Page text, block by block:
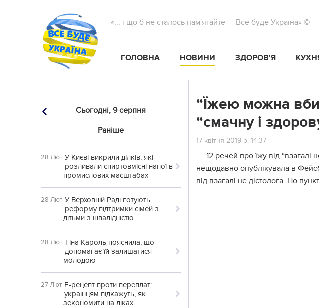
«... і що б не сталось пам'ятайте — Все буде Україна» ©
ГОЛОВНА НОВИНИ ЗДОРОВ'Я
Сьогодні, 9 серпня
Раніше
28 Лют У Києві викрили ділків, які
розливали спиртовмісні напої в
промислових масштабах
28 Лют У Верховній Раді готують
реформу підтримки сімей з
дітьми з інвалідністю
28 Лют Тіна Кароль пояснила, що
допомагає їй залишатися
молодою
27 Лют Е-рецепт проти переплат:
українцям підкажуть, як
зекономити на ліках
“Їжею можна
“смачну і
17 квітня 2019 р. 14:37
12 речей про їжу від “взагалі
нещодавно опублікувала в
від взагалі не дієтолога. По